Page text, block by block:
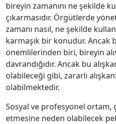
bireyin zamanını ne şekilde
çıkarmasıdır. Örgütlerde
zamanı nasıl, ne şekilde
karmaşık bir konudur. Ancak
önemlilerinden biri, bireyin
davrandığıdır. Ancak bu
olabileceği gibi, zararlı
olabilmektedir.
Sosyal ve profesyonel ortam,
etmesine neden olabilecek